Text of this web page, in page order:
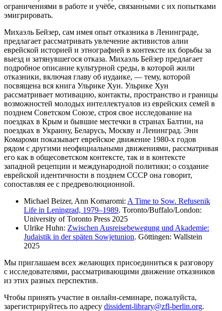
ограничениями в работе и учёбе, связанными с их попытками
эмигрировать.
Михаэль Бейзер, сам имея опыт отказника в Ленинграде,
предлагает рассматривать увлечение активистов алии
еврейской историей и этнографией в контексте их борьбы за
выезд и затянувшегося отказа. Михаэль Бейзер предлагает
подробное описание культурной среды, в которой жили
отказники, включая главу об иудаике, — тему, которой
посвящена вся книга Ульрике Хун. Ульрике Хун
рассматривает мотивацию, контакты, пространство и границы
возможностей молодых интеллектуалов из еврейских семей в
позднем Советском Союзе, строя свое исследование на
поездках в Крым и бывшие местечки в странах Балтии, на
поездках в Украину, Беларусь, Москву и Ленинград. Энн
Комароми показывает еврейское движение 1980-х годов
рядом с другими неофициальными движениями, рассматривая
его как в общесоветском контексте, так и в контексте
западной рецепции и международной политики; о создание
еврейской идентичности в позднем СССР она говорит,
сопоставляя ее с предреволюционной.
Michael Beizer, Ann Komaromi: A Time to Sow. Refusenik
Life in Leningrad, 1979–1989. Toronto/Buffalo/London:
University of Toronto Press 2025
Ulrike Huhn: Zwischen Ausreisebewegung und Akademie:
Judaistik in der späten Sowjetunion. Göttingen: Wallstein
2025
Мы приглашаем всех желающих присоединиться к разговору
с исследователями, рассматривающими движение отказников
из этих разных перспектив.
Чтобы принять участие в онлайн-семинаре, пожалуйста,
зарегистрируйтесь по адресу dissident-library@zfl-berlin.org.